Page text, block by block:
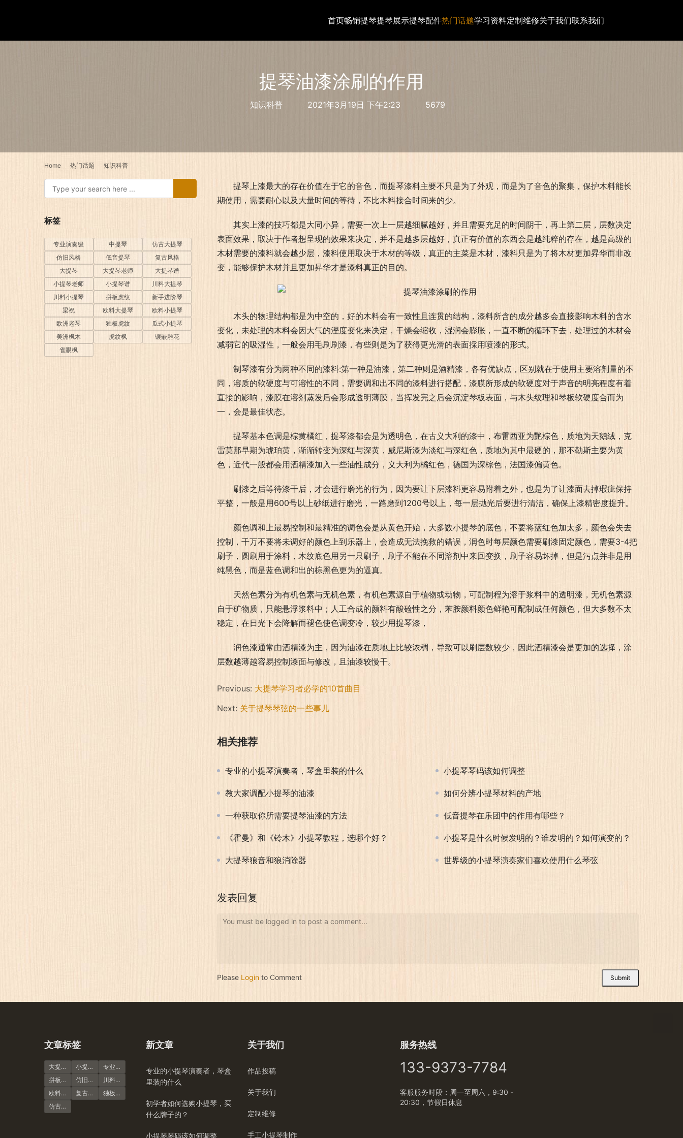
首页畅销提琴提琴展示提琴配件热门话题学习资料定制维修关于我们联系我们
提琴油漆涂刷的作用
知识科普 2021年3月19日 下午2:23 5679
Home 热门话题 知识科普
提琴上漆最大的存在价值在于它的音色，而提琴漆料主要不只是为了外观，而是为了音色的聚集，保护木料能长
期使用，需要耐心以及大量时间的等待，不比木料接合时间来的少。
其实上漆的技巧都是大同小异，需要一次上一层越细腻越好，并且需要充足的时间阴干，再上第二层，层数决定
表面效果，取决于作者想呈现的效果来决定，并不是越多层越好，真正有价值的东西会是越纯粹的存在，越是高级的
木材需要的漆料就会越少层，漆料使用取决于木材的等级，真正的主菜是木材，漆料只是为了将木材更加昇华而非改
变，能够保护木材并且更加昇华才是漆料真正的目的。
木头的物理结构都是为中空的，好的木料会有一致性且连贯的结构，漆料所含的成分越多会直接影响木料的含水
变化，未处理的木料会因大气的溼度变化来决定，干燥会缩收，湿润会膨胀，一直不断的循环下去，处理过的木材会
减弱它的吸湿性，一般会用毛刷刷漆，有些则是为了获得更光滑的表面採用喷漆的形式。
制琴漆有分为两种不同的漆料:第一种是油漆，第二种则是酒精漆，各有优缺点，区别就在于使用主要溶剂量的不
同，溶质的软硬度与可溶性的不同，需要调和出不同的漆料进行搭配，漆膜所形成的软硬度对于声音的明亮程度有着
直接的影响，漆膜在溶剂蒸发后会形成透明薄膜，当挥发完之后会沉淀琴板表面，与木头纹理和琴板软硬度合而为
一，会是最佳状态。
提琴基本色调是棕黄橘红，提琴漆都会是为透明色，在古义大利的漆中，布雷西亚为艷棕色，质地为天鹅绒，克
雷莫那早期为琥珀黄，渐渐转变为深红与深黄，威尼斯漆为淡红与深红色，质地为其中最硬的，那不勒斯主要为黄
色，近代一般都会用酒精漆加入一些油性成分，义大利为橘红色，德国为深棕色，法国漆偏黄色。
刷漆之后等待漆干后，才会进行磨光的行为，因为要让下层漆料更容易附着之外，也是为了让漆面去掉瑕疵保持
平整，一般是用600号以上砂纸进行磨光，一路磨到1200号以上，每一层抛光后要进行清洁，确保上漆精密度提升。
颜色调和上最易控制和最精准的调色会是从黄色开始，大多数小提琴的底色，不要将蓝红色加太多，颜色会失去
控制，千万不要将未调好的颜色上到乐器上，会造成无法挽救的错误，润色时每层颜色需要刷漆固定颜色，需要3-4把
刷子，圆刷用于涂料，木纹底色用另一只刷子，刷子不能在不同溶剂中来回变换，刷子容易坏掉，但是污点并非是用
纯黑色，而是蓝色调和出的棕黑色更为的逼真。
天然色素分为有机色素与无机色素，有机色素源自于植物或动物，可配制程为溶于浆料中的透明漆，无机色素源
自于矿物质，只能悬浮浆料中；人工合成的颜料有酸硷性之分，苯胺颜料颜色鲜艳可配制成任何颜色，但大多数不太
稳定，在日光下会降解而褪色使色调变冷，较少用提琴漆，
润色漆通常由酒精漆为主，因为油漆在质地上比较浓稠，导致可以刷层数较少，因此酒精漆会是更加的选择，涂
层数越薄越容易控制漆面与修改，且油漆较慢干。
Previous: 大提琴学习者必学的10首曲目
Next: 关于提琴琴弦的一些事儿
相关推荐
专业的小提琴演奏者，琴盒里装的什么 小提琴琴码该如何调整
教大家调配小提琴的油漆 如何分辨小提琴材料的产地
一种获取你所需要提琴油漆的方法 低音提琴在乐团中的作用有哪些？
《霍曼》和《铃木》小提琴教程，选哪个好？ 小提琴是什么时候发明的？谁发明的？如何演变的？
大提琴狼音和狼消除器 世界级的小提琴演奏家们喜欢使用什么琴弦
发表回复
You must be logged in to post a comment...
Please Login to Comment Submit
标签
专业演奏级 中提琴
仿古大提琴
仿旧风格
低音提琴
复古风格
大提琴
大提琴老师
大提琴谱
小提琴老师
小提琴谱
川料大提琴
川料小提琴
拼板虎纹
新手进阶琴
梁祝
欧料大提琴
欧料小提琴
欧洲老琴
独板虎纹
瓜式小提琴
美洲枫木
虎纹枫
镶嵌雕花
雀眼枫
文章标签
大提琴 小提琴谱
专业演奏级
拼板虎纹
仿旧风格
川料小提琴
欧料小提琴
复古风格
独板虎纹
仿古大提琴
新文章
专业的小提琴演奏者，琴盒
里装的什么
初学者如何选购小提琴，买
什么牌子的？
小提琴琴码该如何调整
关于我们
作品投稿
关于我们
定制维修
手工小提琴制作
服务热线
133-9373-7784
客服服务时段：周一至周六，9:30 -
20:30，节假日休息